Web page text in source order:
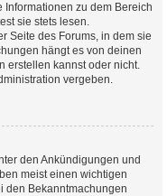
zu dem Bereich
sie stets lesen.
Seite des Forums, in dem sie
hängt es von deinen
erstellen kannst oder nicht.
vergeben.
den Ankündigungen und
meist einen wichtigen
den Bekanntmachungen